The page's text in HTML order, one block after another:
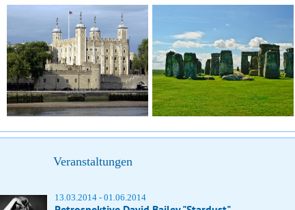
Veranstaltungen
13.03.2014 - 01.06.2014